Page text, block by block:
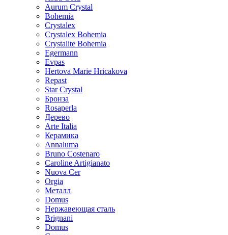
Aurum Crystal
Bohemia
Crystalex
Crystalex Bohemia
Crystalite Bohemia
Egermann
Evpas
Hertova Marie Hricakova
Repast
Star Crystal
Бронза
Rosaperla
Дерево
Arte Italia
Керамика
Annaluma
Bruno Costenaro
Caroline Artigianato
Nuova Cer
Orgia
Металл
Domus
Нержавеющая сталь
Brignani
Domus